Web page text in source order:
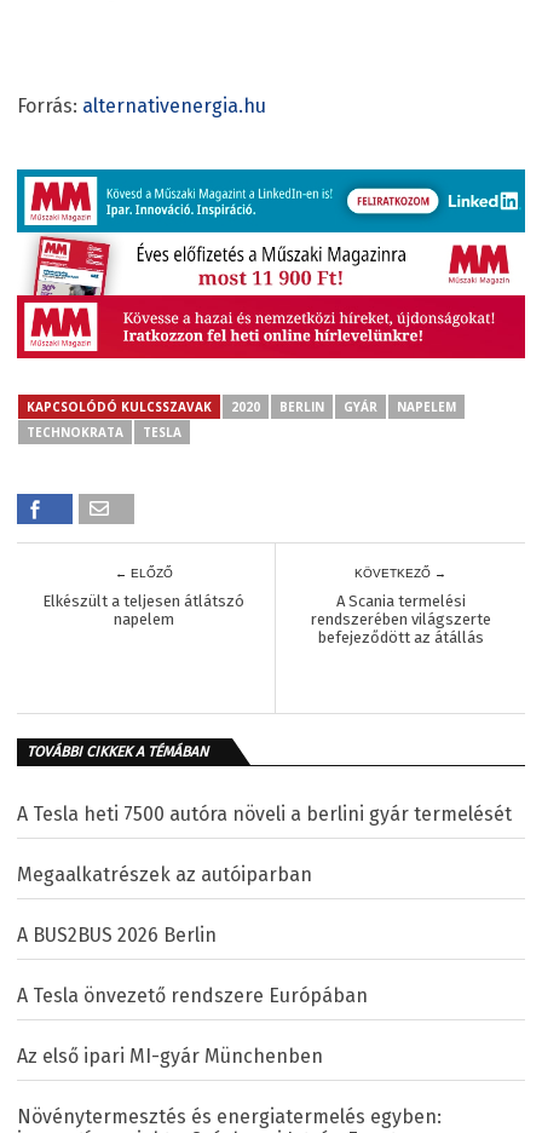
Forrás: alternativenergia.hu
KAPCSOLÓDÓ KULCSSZAVAK 2020 BERLIN GYÁR
NAPELEM
TECHNOKRATA
TESLA
← ELŐZŐ
Elkészült a teljesen átlátszó
napelem
KÖVETKEZŐ →
A Scania termelési
rendszerében világszerte
befejeződött az átállás
TOVÁBBI CIKKEK A TÉMÁBAN
A Tesla heti 7500 autóra növeli a berlini gyár termelését
Megaalkatrészek az autóiparban
A BUS2BUS 2026 Berlin
A Tesla önvezető rendszere Európában
Az első ipari MI-gyár Münchenben
Növénytermesztés és energiatermelés egyben: